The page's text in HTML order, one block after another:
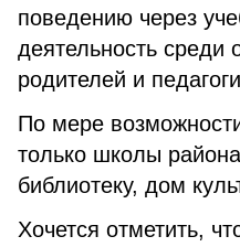
поведению через
деятельность среди
родителей и
По мере
только школы
библиотеку, дом
Хочется отметить,